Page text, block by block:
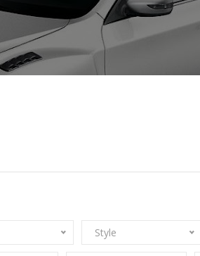
Style